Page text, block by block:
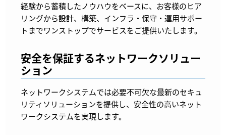
経験から蓄積したノウハウをベースに、お客様のヒア
リングから設計、構築、インフラ・保守・運用サポー
トまでワンストップでサービスをご提供いたします。
安全を保証するネットワークソリュー
ション
ネットワークシステムでは必要不可欠な最新のセキュ
リティソリューションを提供し、安全性の高いネット
ワークシステムを実現します。